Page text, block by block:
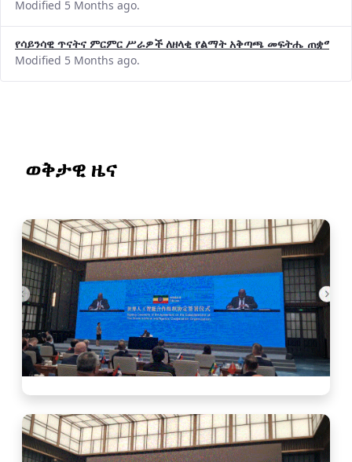
Modified 5 Months ago.
የሳይንሳዊ ጥናትና ምርምር ሥራዎች ለዘላቂ የልማት አቅጣጫ መፍትሔ ጠቋሚ
Modified 5 Months ago.
ወቅታዊ ዜና